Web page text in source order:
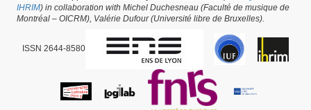
Periodical issue #12931 -created on 04/03/2017 by Hadrien Spinette
IHRIM) in collaboration with Michel Duchesneau (Faculté de musique de
Montréal – OICRM), Valérie Dufour (Université libre de Bruxelles).
ISSN 2644-8580